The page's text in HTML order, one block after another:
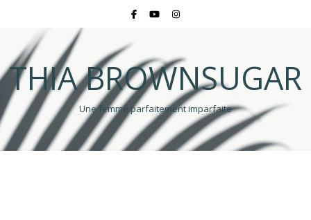
THIA BROWNSUGAR
Une femme parfaitement imparfaite